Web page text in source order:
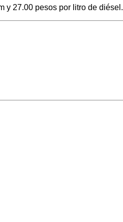
y 27.00 pesos por litro de diésel.